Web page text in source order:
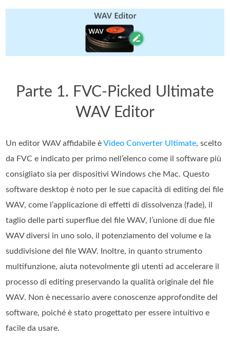
Parte 1. FVC-Picked Ultimate
WAV Editor
Un editor WAV affidabile èVideo Converter Ultimate, scelto
da FVC e indicato per primo nell’elenco come il software più
consigliato sia per dispositivi Windows che Mac. Questo
software desktop è noto per le sue capacità di editing dei file
WAV, come l’applicazione di effetti di dissolvenza (fade), il
taglio delle parti superflue del file WAV, l’unione di due file
WAV diversi in uno solo, il potenziamento del volume e la
suddivisione del file WAV. Inoltre, in quanto strumento
multifunzione, aiuta notevolmente gli utenti ad accelerare il
processo di editing preservando la qualità originale del file
WAV. Non è necessario avere conoscenze approfondite del
software, poiché è stato progettato per essere intuitivo e
facile da usare.